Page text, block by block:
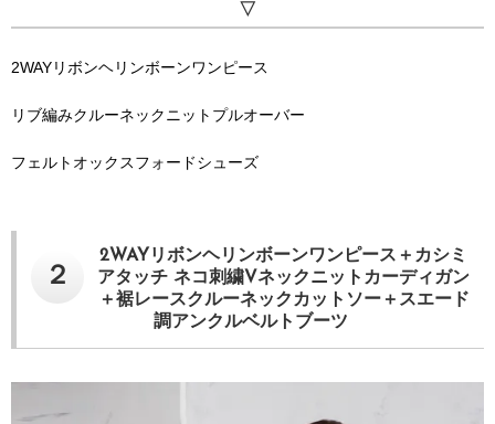
▽
2WAYリボンヘリンボーンワンピース
リブ編みクルーネックニットプルオーバー
フェルトオックスフォードシューズ
２
2WAYリボンヘリンボーンワンピース＋カシミ
アタッチ ネコ刺繍Vネックニットカーディガン
＋裾レースクルーネックカットソー＋スエード
調アンクルベルトブーツ